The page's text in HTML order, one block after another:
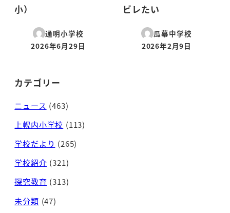
小）
通明小学校
投稿日
2026年6月29日
ビレたい
瓜幕中学校
投稿日
2026年2月9日
カテゴリー
ニュース (463)
上幌内小学校 (113)
学校だより (265)
学校紹介 (321)
探究教育 (313)
未分類 (47)